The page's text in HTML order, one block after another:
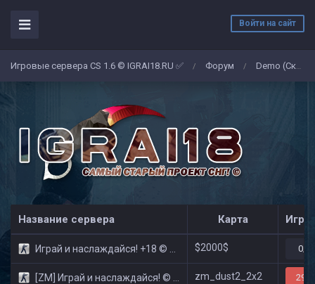
Войти на сайт
Игровые сервера CS 1.6 © IGRAI18.RU ✅ / Форум / Demo (Скриншоты)
Название сервера Карта
Играй и наслаждайся! +18 © Public $2000$ 0/
[ZM] Играй и наслаждайся! © Zombie Show zm_dust2_2x2 29/